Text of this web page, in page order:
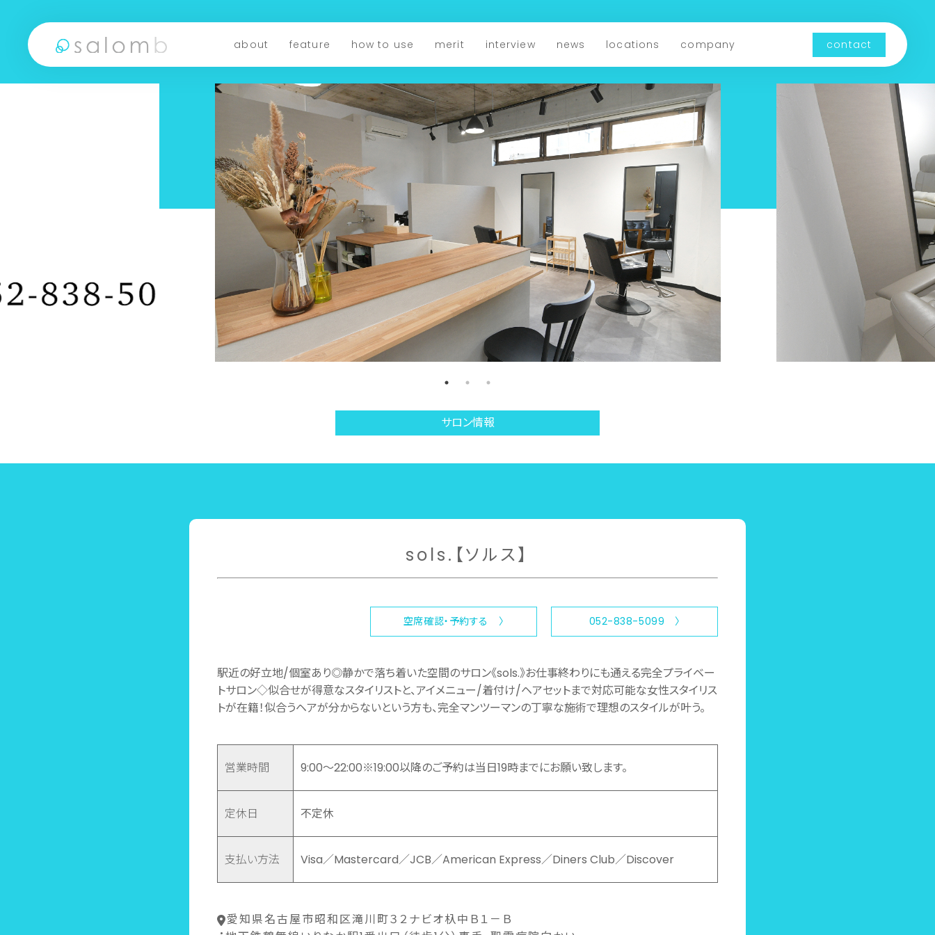
about feature how to use merit interview news locations company contact
サロン情報
sols.【ソルス】
空席確認・予約する 〉 052-838-5099 〉
駅近の好立地/個室あり◎静かで落ち着いた空間のサロン《sols.》お仕事終わりにも通える完全プライベー
トサロン◇似合せが得意なスタイリストと、アイメニュー/着付け/ヘアセットまで対応可能な女性スタイリス
トが在籍！似合うヘアが分からないという方も、完全マンツーマンの丁寧な施術で理想のスタイルが叶う。
営業時間 9:00～22:00※19:00以降のご予約は当日19時までにお願い致します。
定休日 不定休
支払い方法 Visa／Mastercard／JCB／American Express／Diners Club／Discover
愛知県名古屋市昭和区滝川町３２ナビオ杁中Ｂ１－Ｂ